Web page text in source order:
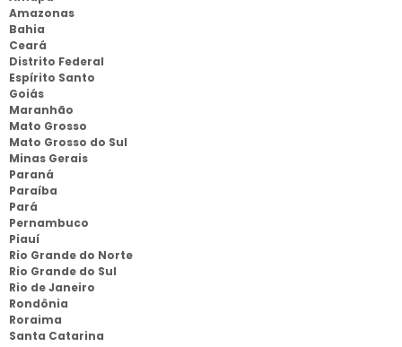
Amazonas
Bahia
Ceará
Distrito Federal
Espírito Santo
Goiás
Maranhão
Mato Grosso
Mato Grosso do Sul
Minas Gerais
Paraná
Paraíba
Pará
Pernambuco
Piauí
Rio Grande do Norte
Rio Grande do Sul
Rio de Janeiro
Rondônia
Roraima
Santa Catarina